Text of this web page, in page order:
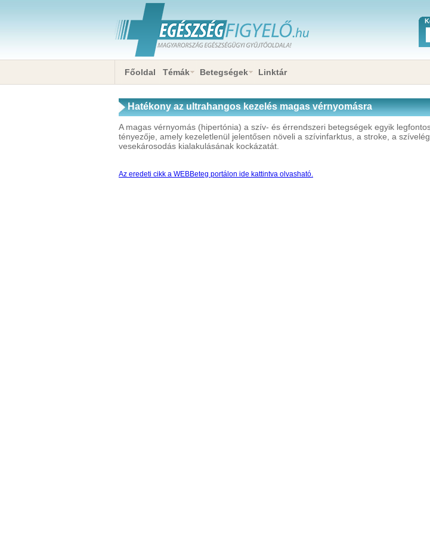
Főoldal Témák Betegségek Linktár
Hatékony az ultrahangos kezelés magas vérnyomásra
A magas vérnyomás (hipertónia) a szív- és érrendszeri betegségek egyik
tényezője, amely kezeletlenül jelentősen növeli a szívinfarktus, a stroke, a
vesekárosodás kialakulásának kockázatát.
Az eredeti cikk a WEBBeteg portálon ide kattintva olvasható.